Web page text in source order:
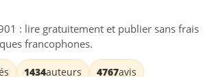
: lire gratuitement et publier sans frais
francophones.
1434auteurs 4767avis